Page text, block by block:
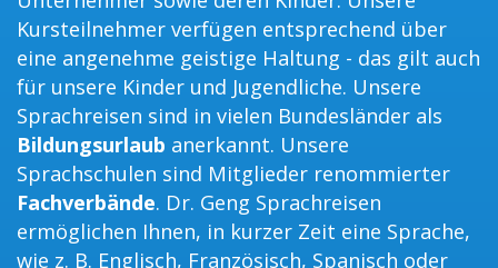
Kursteilnehmer verfügen entsprechend über
eine angenehme geistige Haltung - das gilt auch
für unsere Kinder und Jugendliche. Unsere
Sprachreisen sind in vielen Bundesländer als
Bildungsurlaub anerkannt. Unsere
Sprachschulen sind Mitglieder renommierter
Fachverbände. Dr. Geng Sprachreisen
ermöglichen Ihnen, in kurzer Zeit eine Sprache,
wie z. B. Englisch, Französisch, Spanisch oder